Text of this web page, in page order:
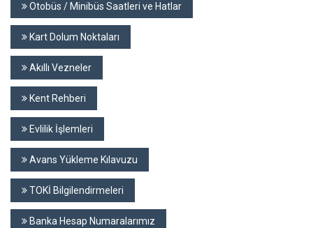
Otobüs / Minibüs Saatleri ve Hatlar
Kart Dolum Noktaları
Akıllı Vezneler
Kent Rehberi
Evlilik İşlemleri
Avans Yükleme Kılavuzu
TOKİ Bilgilendirmeleri
Banka Hesap Numaralarımız